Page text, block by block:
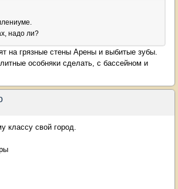
надо ли?
на грязные стены Арены и выбитые зубы.
особняки сделать, с бассейном и
классу свой город.